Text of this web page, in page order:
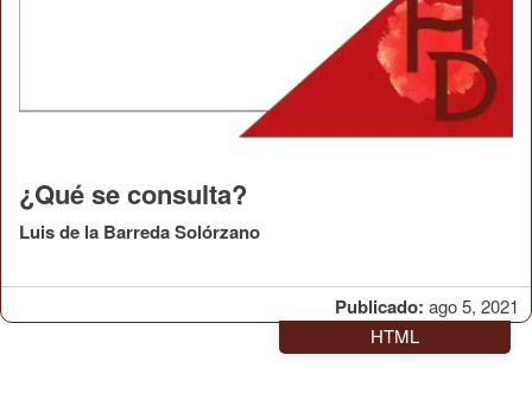
Publicado: ago 5, 2021
¿Qué se consulta?
Luis de la Barreda Solórzano
HTML